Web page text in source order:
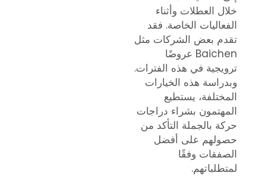
خلال العطلات وأثناء
الفعاليات الخاصة. فقد
تقدم بعض الشركات مثل
Baichen عروضًا
ترويجية في هذه الفترات.
وبدراسة هذه الخيارات
المختلفة، يستطيع
المهتمون بشراء دراجات
حركة بالجملة التأكد من
حصولهم على أفضل
الصفقات وفقًا
لمتطلباتهم.